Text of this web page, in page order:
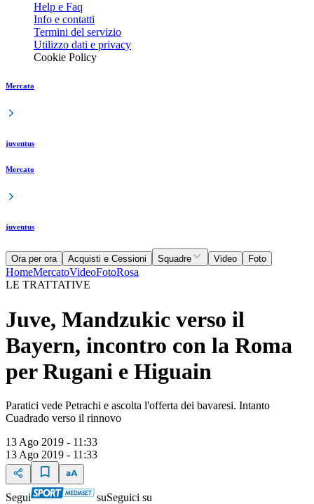
Help e Faq
Info e contatti
Termini del servizio
Utilizzo dati e privacy
Cookie Policy
Mercato
juventus
Mercato
juventus
Ora per ora Acquisti e Cessioni Squadre Video Foto
HomeMercatoVideoFotoRosa
LE TRATTATIVE
Juve, Mandzukic verso il
Bayern, incontro con la Roma
per Rugani e Higuain
Paratici vede Petrachi e ascolta l'offerta dei bavaresi. Intanto
Cuadrado verso il rinnovo
13 Ago 2019 - 11:33
13 Ago 2019 - 11:33
Segui suSeguici su